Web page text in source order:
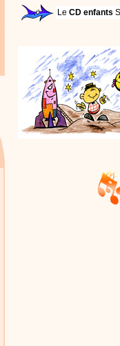
Le CD enfants